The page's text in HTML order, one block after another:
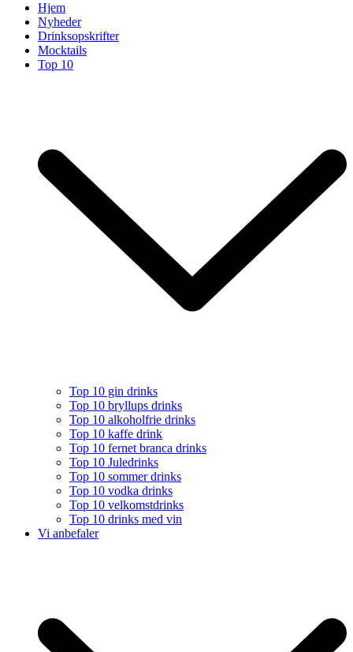
Hjem
Nyheder
Drinksopskrifter
Mocktails
Top 10
Top 10 gin drinks
Top 10 bryllups drinks
Top 10 alkoholfrie drinks
Top 10 kaffe drink
Top 10 fernet branca drinks
Top 10 Juledrinks
Top 10 sommer drinks
Top 10 vodka drinks
Top 10 velkomstdrinks
Top 10 drinks med vin
Vi anbefaler